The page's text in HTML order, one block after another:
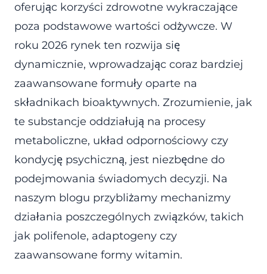
oferując korzyści zdrowotne wykraczające
poza podstawowe wartości odżywcze. W
roku 2026 rynek ten rozwija się
dynamicznie, wprowadzając coraz bardziej
zaawansowane formuły oparte na
składnikach bioaktywnych. Zrozumienie, jak
te substancje oddziałują na procesy
metaboliczne, układ odpornościowy czy
kondycję psychiczną, jest niezbędne do
podejmowania świadomych decyzji. Na
naszym blogu przybliżamy mechanizmy
działania poszczególnych związków, takich
jak polifenole, adaptogeny czy
zaawansowane formy witamin.